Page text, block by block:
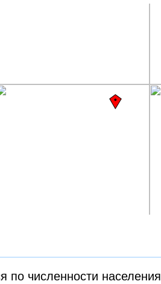
по численности населения